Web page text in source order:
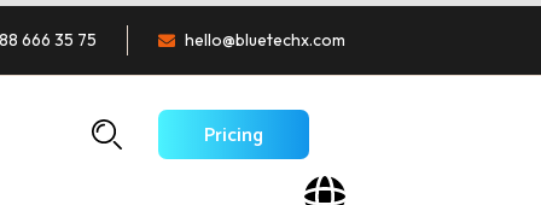
666 35 75 hello@bluetechx.com
Pricing